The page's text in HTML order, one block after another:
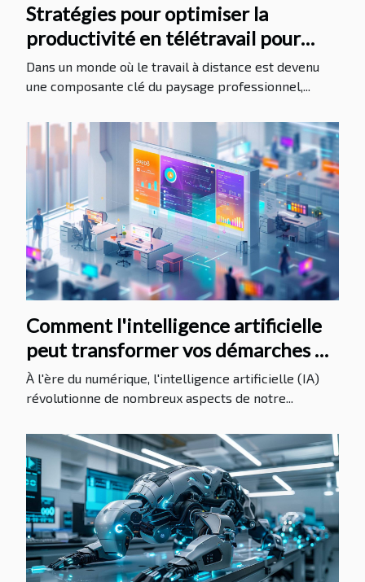
Stratégies pour optimiser la
productivité en télétravail pour
entrepreneurs
Dans un monde où le travail à distance est devenu
une composante clé du paysage professionnel,...
Comment l'intelligence artificielle
peut transformer vos démarches de
recherche d'emploi
À l'ère du numérique, l'intelligence artificielle (IA)
révolutionne de nombreux aspects de notre...